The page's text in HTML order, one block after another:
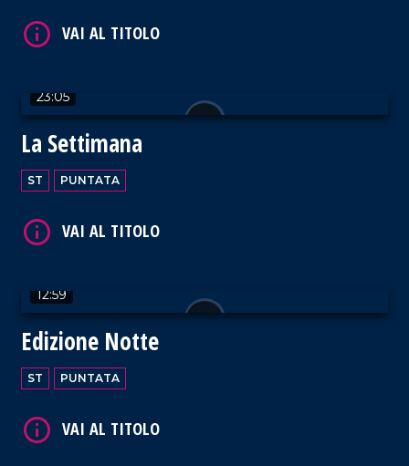
23:05
La Settimana
ST PUNTATA
12:59
Edizione Notte
ST PUNTATA